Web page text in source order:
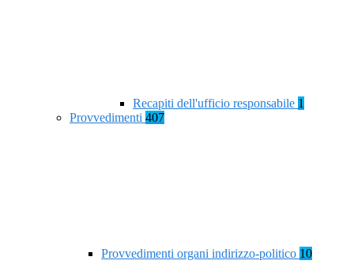
Recapiti dell'ufficio responsabile 1
Provvedimenti 407
Provvedimenti organi indirizzo-politico 10